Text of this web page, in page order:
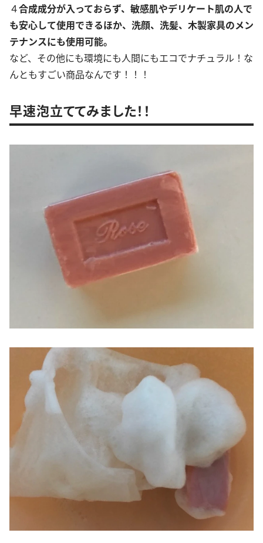
４合成成分が入っておらず、敏感肌やデリケート肌の人で
も安心して使用できるほか、洗顔、洗髪、木製家具のメン
テナンスにも使用可能。
など、その他にも環境にも人間にもエコでナチュラル！な
んともすごい商品なんです！！！
早速泡立ててみました！！